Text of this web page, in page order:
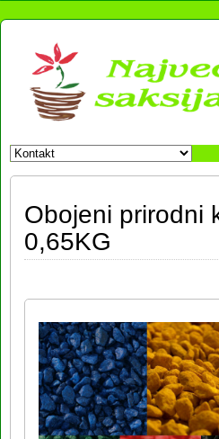
Obojeni prirodni
0,65KG